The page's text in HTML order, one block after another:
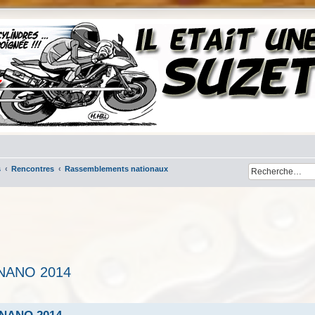
Rencontres Rassemblements nationaux
2014